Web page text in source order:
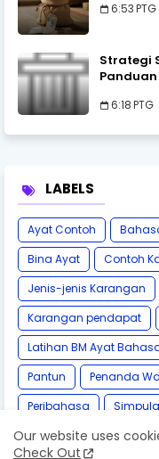
6:53 PTG
Strategi
6:18 PTG
LABELS
Ayat Contoh
Bina Ayat
Contoh
Jenis-jenis Karangan
Karangan pendapat
Latihan BM Ayat
Pantun
Penanda
Peribahasa
Tatabahasa
Teknik
Our website uses
Check Out